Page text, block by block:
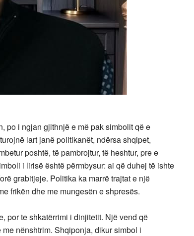
po i ngjan gjithnjë e më pak simbolit që e
lart janë politikanët, ndërsa shqipet,
poshtë, të pambrojtur, të heshtur, pre e
i lirisë është përmbysur: ai që duhej të ishte
grabitjeje. Politika ka marrë trajtat e një
frikën dhe me mungesën e shpresës.
por te shkatërrimi i dinjitetit. Një vend që
nënshtrim. Shqiponja, dikur simbol i